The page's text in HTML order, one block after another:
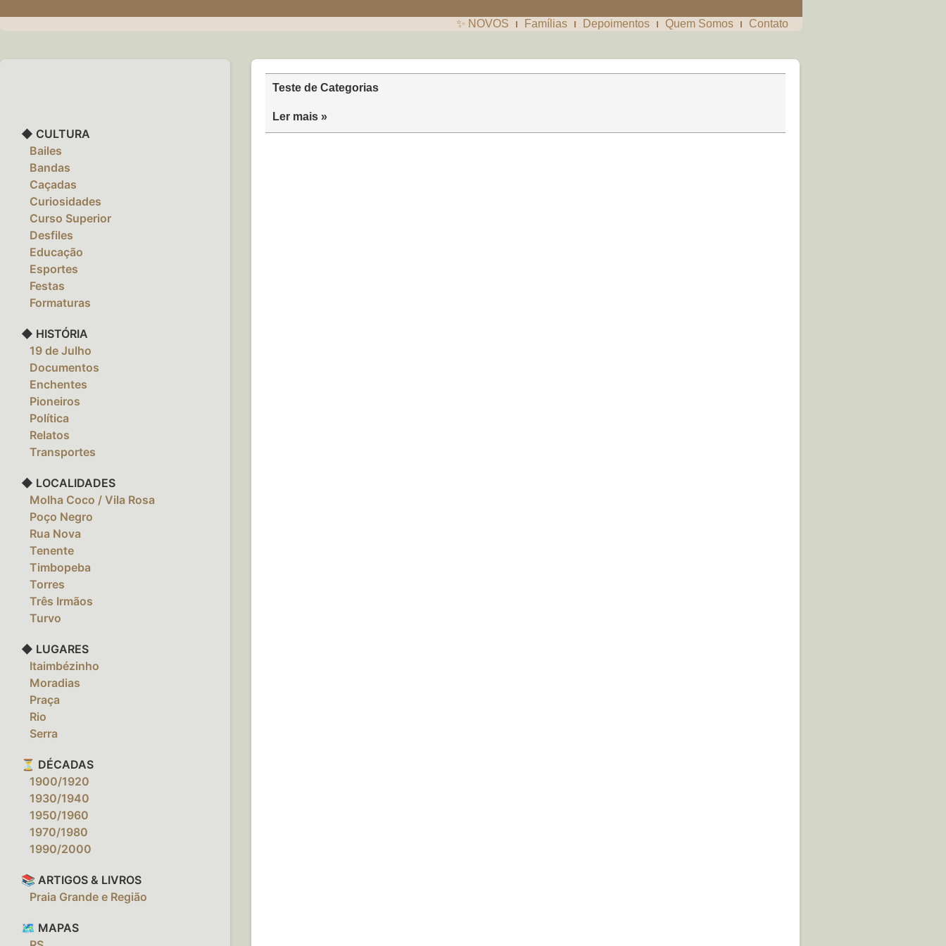
✨ NOVOS Famílias Depoimentos Quem Somos Contato
◆ CULTURA
‎ ‎ ‎ Bailes
‎ ‎ ‎ Bandas
‎ ‎ ‎ Caçadas
‎ ‎ ‎ Curiosidades
‎ ‎ ‎ Curso Superior
‎ ‎ ‎ Desfiles
‎ ‎ ‎ Educação
‎ ‎ ‎ Esportes
‎ ‎ ‎ Festas
‎ ‎ ‎ Formaturas
◆ HISTÓRIA
‎ ‎ ‎ 19 de Julho
‎ ‎ ‎ Documentos
‎ ‎ ‎ Enchentes
‎ ‎ ‎ Pioneiros
‎ ‎ ‎ Política
‎ ‎ ‎ Relatos
‎ ‎ ‎ Transportes
◆ LOCALIDADES
‎ ‎ ‎ Molha Coco / Vila Rosa
‎ ‎ ‎ Poço Negro
‎ ‎ ‎ Rua Nova
‎ ‎ ‎ Tenente
‎ ‎ ‎ Timbopeba
‎ ‎ ‎ Torres
‎ ‎ ‎ Três Irmãos
‎ ‎ ‎ Turvo
◆ LUGARES
‎ ‎ ‎ Itaimbézinho
‎ ‎ ‎ Moradias
‎ ‎ ‎ Praça
‎ ‎ ‎ Rio
‎ ‎ ‎ Serra
⏳ DÉCADAS
‎ ‎ ‎ 1900/1920
‎ ‎ ‎ 1930/1940
‎ ‎ ‎ 1950/1960
‎ ‎ ‎ 1970/1980
‎ ‎ ‎ 1990/2000
📚 ARTIGOS & LIVROS
‎ ‎ ‎ Praia Grande e Região
🗺️ MAPAS
Teste de Categorias
Ler mais »